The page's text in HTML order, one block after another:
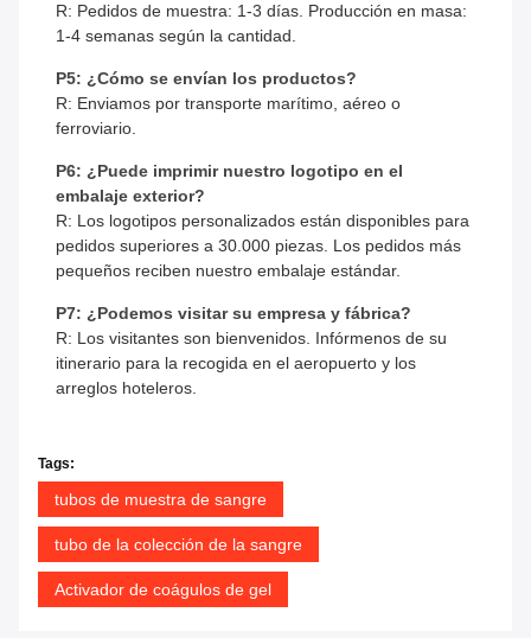
R: Pedidos de muestra: 1-3 días. Producción en masa:
1-4 semanas según la cantidad.
P5: ¿Cómo se envían los productos?
R: Enviamos por transporte marítimo, aéreo o
ferroviario.
P6: ¿Puede imprimir nuestro logotipo en el
embalaje exterior?
R: Los logotipos personalizados están disponibles para
pedidos superiores a 30.000 piezas. Los pedidos más
pequeños reciben nuestro embalaje estándar.
P7: ¿Podemos visitar su empresa y fábrica?
R: Los visitantes son bienvenidos. Infórmenos de su
itinerario para la recogida en el aeropuerto y los
arreglos hoteleros.
Tags:
tubos de muestra de sangre
tubo de la colección de la sangre
Activador de coágulos de gel